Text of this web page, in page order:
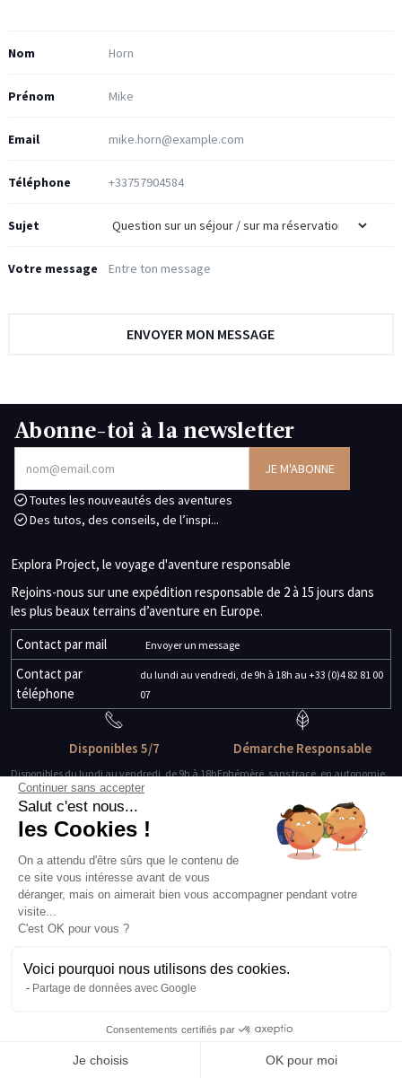
Nom
Prénom
Email
Téléphone
Sujet
Votre message
Abonne-toi à la newsletter
Toutes les nouveautés des aventures
Des tutos, des conseils, de l’inspi...
Explora Project, le voyage d'aventure responsable
Rejoins-nous sur une expédition responsable de 2 à 15 jours dans
les plus beaux terrains d’aventure en Europe.
Contact par mail
Envoyer un message
Contact par
téléphone
du lundi au vendredi, de 9h à 18h au +33 (0)4 82 81 00
07
Disponibles 5/7
Disponibles du lundi au vendredi, de 9h à 18h
Des guides-explorateurs
Démarche Responsable
Ephémère, sans trace, en autonomie.
Matériel de qualité
Testé, éprouvé, certifié.
À propos
Conditions générales de vente
Conditions générales d'utilisation
Services
Continuer sans accepter
Salut c'est nous...
les Cookies !
On a attendu d'être sûrs que le contenu de
ce site vous intéresse avant de vous
déranger, mais on aimerait bien vous accompagner pendant votre
visite...
C'est OK pour vous ?
Voici pourquoi nous utilisons des cookies.
Partage de données avec Google
Consentements certifiés par
Je choisis OK pour moi